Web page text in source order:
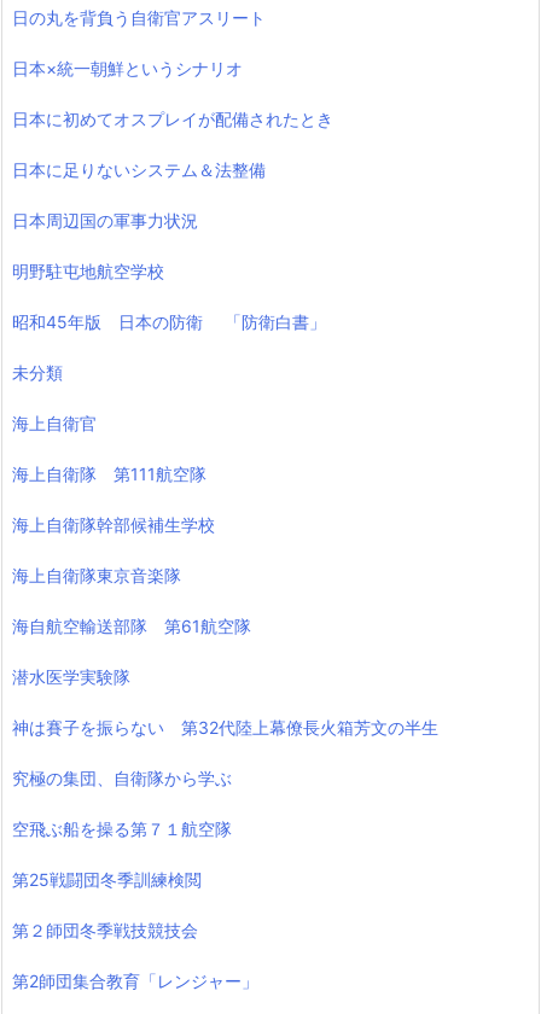
日の丸を背負う自衛官アスリート
日本×統一朝鮮というシナリオ
日本に初めてオスプレイが配備されたとき
日本に足りないシステム＆法整備
日本周辺国の軍事力状況
明野駐屯地航空学校
昭和45年版 日本の防衛 「防衛白書」
未分類
海上自衛官
海上自衛隊 第111航空隊
海上自衛隊幹部候補生学校
海上自衛隊東京音楽隊
海自航空輸送部隊 第61航空隊
潜水医学実験隊
神は賽子を振らない 第32代陸上幕僚長火箱芳文の半生
究極の集団、自衛隊から学ぶ
空飛ぶ船を操る第７１航空隊
第25戦闘団冬季訓練検閲
第２師団冬季戦技競技会
第2師団集合教育「レンジャー」